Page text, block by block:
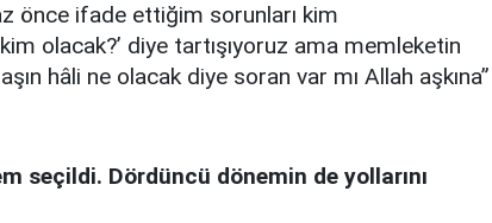
önce ifade ettiğim sorunları kim
olacak?’ diye tartışıyoruz ama memleketin
hâli ne olacak diye soran var mı Allah aşkına”
seçildi. Dördüncü dönemin de yollarını